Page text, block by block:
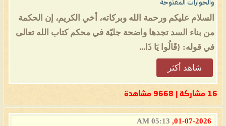
والحوارات المفتوحة
السلام عليكم ورحمة الله وبركاته، أخي الكريم، إن الحكمة
من بناء السد تجدها واضحة جليّة في محكم كتاب الله تعالى
في قوله: {قَالُوا يَا ذَا...
شاهد أكثر
16 مشاركة | 9668 مشاهدة
01-07-2026,
05:13 AM